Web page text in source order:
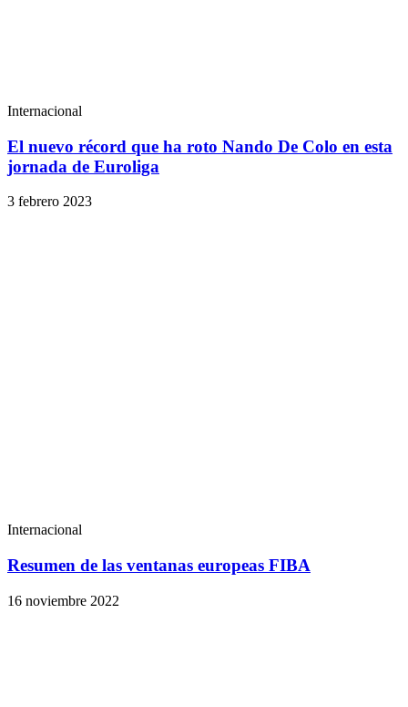
Internacional
El nuevo récord que ha roto Nando De Colo en esta
jornada de Euroliga
3 febrero 2023
Internacional
Resumen de las ventanas europeas FIBA
16 noviembre 2022